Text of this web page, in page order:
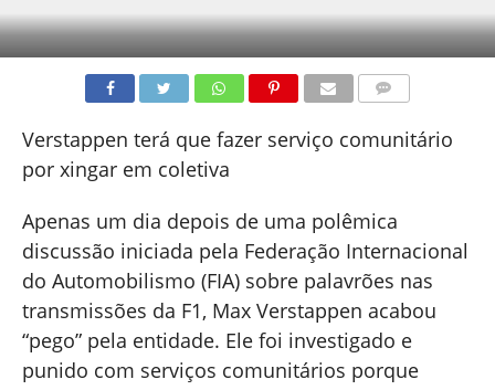
Verstappen terá que fazer serviço comunitário
por xingar em coletiva
Apenas um dia depois de uma polêmica
discussão iniciada pela Federação Internacional
do Automobilismo (FIA) sobre palavrões nas
transmissões da F1, Max Verstappen acabou
“pego” pela entidade. Ele foi investigado e
punido com serviços comunitários porque